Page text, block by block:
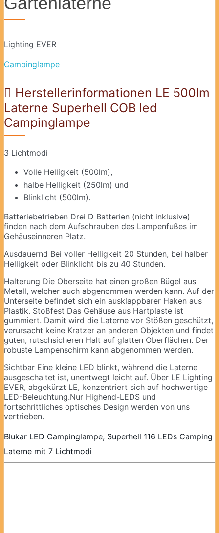
Lighting EVER
Campinglampe
Herstellerinformationen LE 500lm
Laterne Superhell COB led
Campinglampe
3 Lichtmodi
Volle Helligkeit (500lm),
halbe Helligkeit (250lm) und
Blinklicht (500lm).
Batteriebetrieben Drei D Batterien (nicht inklusive)
finden nach dem Aufschrauben des Lampenfußes im
Gehäuseinneren Platz.
Ausdauernd Bei voller Helligkeit 20 Stunden, bei halber
Helligkeit oder Blinklicht bis zu 40 Stunden.
Halterung Die Oberseite hat einen großen Bügel aus
Metall, welcher auch abgenommen werden kann. Auf der
Unterseite befindet sich ein ausklappbarer Haken aus
Plastik. Stoßfest Das Gehäuse aus Hartplaste ist
gummiert. Damit wird die Laterne vor Stößen geschützt,
verursacht keine Kratzer an anderen Objekten und findet
guten, rutschsicheren Halt auf glatten Oberflächen. Der
robuste Lampenschirm kann abgenommen werden.
Sichtbar Eine kleine LED blinkt, während die Laterne
ausgeschaltet ist, unentwegt leicht auf. Über LE Lighting
EVER, abgekürzt LE, konzentriert sich auf hochwertige
LED-Beleuchtung.Nur Highend-LEDS und
fortschrittliches optisches Design werden von uns
vertrieben.
Blukar LED Campinglampe, Superhell 116 LEDs Camping
Laterne mit 7 Lichtmodi